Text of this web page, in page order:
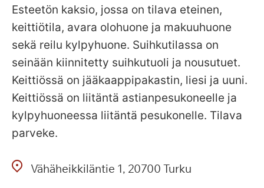
Esteetön kaksio, jossa on tilava eteinen,
keittiötila, avara olohuone ja makuuhuone
sekä reilu kylpyhuone. Suihkutilassa on
seinään kiinnitetty suihkutuoli ja nousutuet.
Keittiössä on jääkaappipakastin, liesi ja uuni.
Keittiössä on liitäntä astianpesukoneelle ja
kylpyhuoneessa liitäntä pesukonelle. Tilava
parveke.
Vähäheikkiläntie 1 20700 Turku